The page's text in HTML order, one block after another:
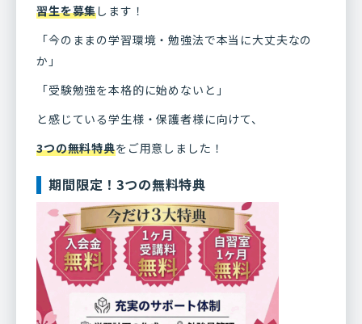
習生を募集します！
「今のままの学習環境・勉強法で本当に大丈夫なの
か」
「受験勉強を本格的に始めないと」
と感じている学生様・保護者様に向けて、
3つの無料特典をご用意しました！
期間限定！3つの無料特典